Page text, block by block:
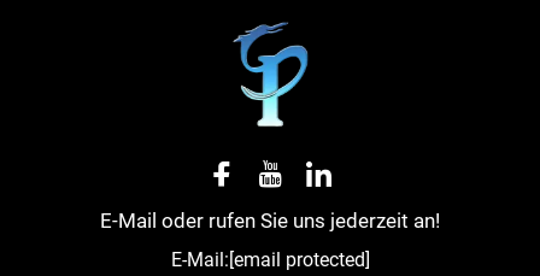
E-Mail oder rufen Sie uns jederzeit an!
E-Mail:[email protected]